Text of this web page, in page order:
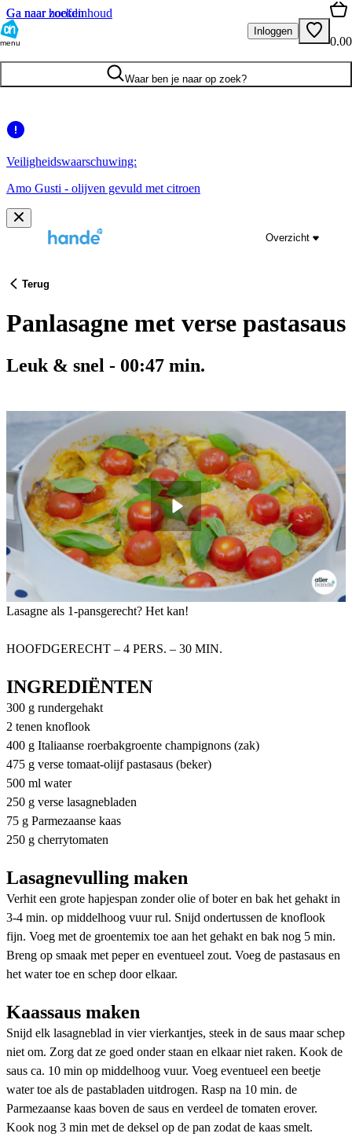
Ga naar hoofdinhoud
Ga naar zoeken
menu
Inloggen
0.00
Waar ben je naar op zoek?
Veiligheidswaarschuwing:
Amo Gusti - olijven gevuld met citroen
Overzicht
Terug
Panlasagne met verse pastasaus
Leuk & snel - 00:47 min.
Lasagne als 1-pansgerecht? Het kan!
HOOFDGERECHT – 4 PERS. – 30 MIN.
INGREDIËNTEN
300 g rundergehakt
2 tenen knoflook
400 g Italiaanse roerbakgroente champignons (zak)
475 g verse tomaat-olijf pastasaus (beker)
500 ml water
250 g verse lasagnebladen
75 g Parmezaanse kaas
250 g cherrytomaten
Lasagnevulling maken
Verhit een grote hapjespan zonder olie of boter en bak het gehakt in
3-4 min. op middelhoog vuur rul. Snijd ondertussen de knoflook
fijn. Voeg met de groentemix toe aan het gehakt en bak nog 5 min.
Breng op smaak met peper en eventueel zout. Voeg de pastasaus en
het water toe en schep door elkaar.
Kaassaus maken
Snijd elk lasagneblad in vier vierkantjes, steek in de saus maar schep
niet om. Zorg dat ze goed onder staan en elkaar niet raken. Kook de
saus ca. 10 min op middelhoog vuur. Voeg eventueel een beetje
water toe als de pastabladen uitdrogen. Rasp na 10 min. de
Parmezaanse kaas boven de saus en verdeel de tomaten erover.
Kook nog 3 min met de deksel op de pan zodat de kaas smelt.